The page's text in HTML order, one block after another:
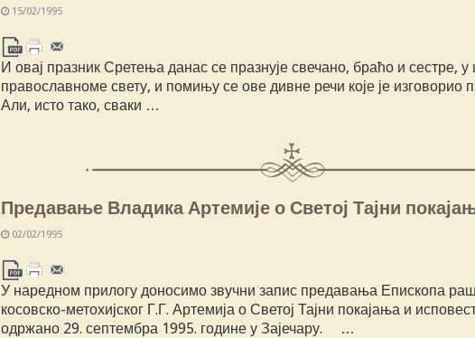
15/02/1995
И овај празник Сретења данас се празнује свечано, браћо и сестре,
православноме свету, и помињу се ове дивне речи које је изговорио
Али, исто тако, сваки …
Предавање Владика Артемије о Светој Тајни
02/02/1995
У наредном прилогу доносимо звучни запис предавања Епископа
косовско-метохијског Г.Г. Артемија о Светој Тајни покајања и
одржано 29. септембра 1995. године у Зајечару. …